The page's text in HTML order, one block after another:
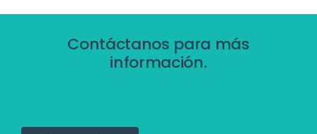
Contáctanos para más
información.